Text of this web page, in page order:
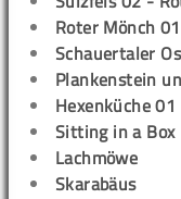
Roter Mönch
Schauertaler
Plankenstein
Hexenküche
Sitting in a Box
Lachmöwe
Skarabäus